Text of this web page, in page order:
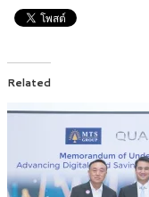
Related